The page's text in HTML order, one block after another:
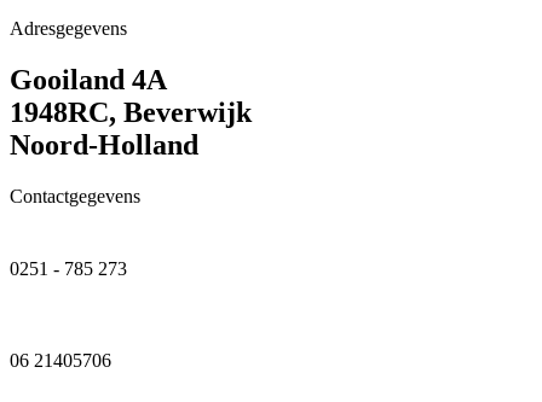
Adresgegevens
Gooiland 4A
1948RC, Beverwijk
Noord-Holland
Contactgegevens
0251 - 785 273
06 21405706